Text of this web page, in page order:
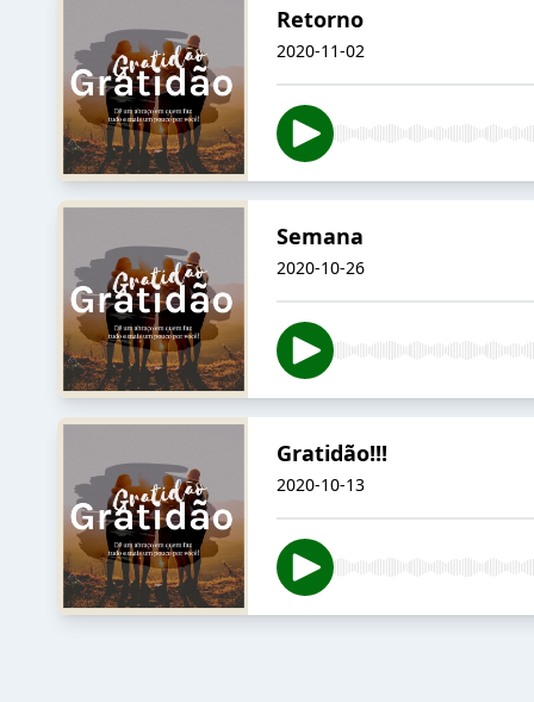
Retorno
2020-11-02
Semana
2020-10-26
Gratidão!!!
2020-10-13